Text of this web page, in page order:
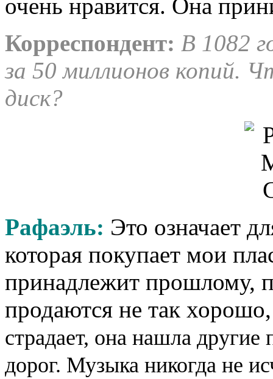
очень нравится. Она
Корреспондент: В 1082
за 50 миллионов копий.
диск?
Рафаэль: Это означает
которая покупает мои
принадлежит прошлому,
продаются не так
страдает, она нашла
дорог. Музыка никогда не